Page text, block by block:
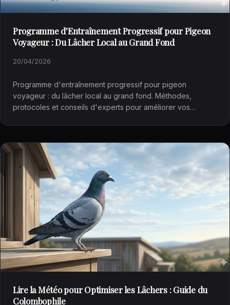
Programme d’Entraînement Progressif pour Pigeon
Voyageur : Du Lâcher Local au Grand Fond
20/04/2026
Programme d'entraînement progressif pour pigeon
voyageur : du lâcher local au grand fond. Méthodes,
protocoles et conseils d'experts pour améliorer vos
Lire la Météo pour Optimiser les Lâchers : Guide du
Colombophile